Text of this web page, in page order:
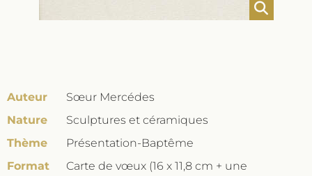
Auteur
Sœur Mercédes
Nature
Sculptures et céramiques
Thème
Présentation-Baptême
Format
Carte de vœux (16 x 11,8 cm + une